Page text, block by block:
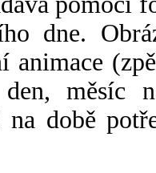
dne.
animace
měsíc
době